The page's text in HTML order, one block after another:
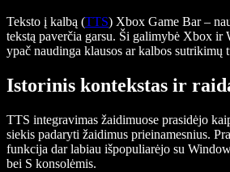
Teksto į kalbą (TTS) Xbox Game Bar –
tekstą paverčia garsu. Ši galimybė Xbox ir
ypač naudinga klausos ar kalbos sutrikimų
Istorinis kontekstas ir
TTS integravimas žaidimuose prasidėjo
siekis padaryti žaidimus prieinamesnius.
funkcija dar labiau išpopuliarėjo su
bei S konsolėmis.